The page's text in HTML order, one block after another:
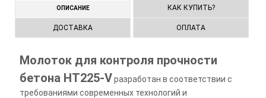
ОПИСАНИЕ КАК КУПИТЬ?
ДОСТАВКА ОПЛАТА
Молоток для контроля прочности
бетона HT225-Vразработан в соответствии с
требованиями современных технологий и